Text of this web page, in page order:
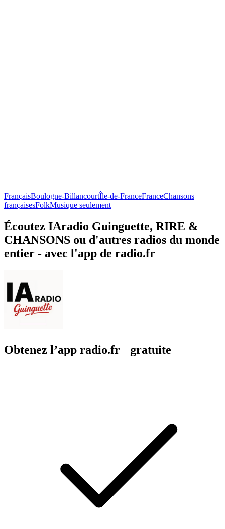
FrançaisBoulogne-BillancourtÎle-de-FranceFranceChansons
françaisesFolkMusique seulement
Écoutez IAradio Guinguette, RIRE &
CHANSONS ou d'autres radios du monde
entier - avec l'app de radio.fr
Obtenez l’app radio.fr gratuite